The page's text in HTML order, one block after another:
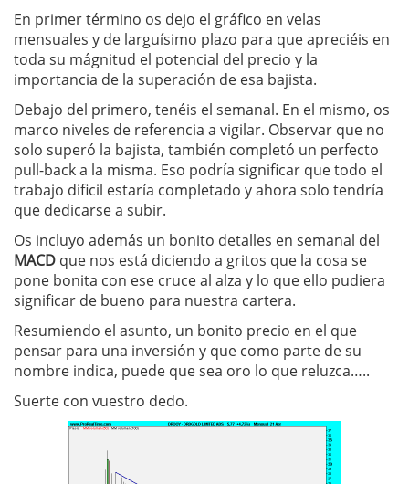
En primer término os dejo el gráfico en velas
mensuales y de larguísimo plazo para que apreciéis en
toda su mágnitud el potencial del precio y la
importancia de la superación de esa bajista.
Debajo del primero, tenéis el semanal. En el mismo, os
marco niveles de referencia a vigilar. Observar que no
solo superó la bajista, también completó un perfecto
pull-back a la misma. Eso podría significar que todo el
trabajo dificil estaría completado y ahora solo tendría
que dedicarse a subir.
Os incluyo además un bonito detalles en semanal del
MACD que nos está diciendo a gritos que la cosa se
pone bonita con ese cruce al alza y lo que ello pudiera
significar de bueno para nuestra cartera.
Resumiendo el asunto, un bonito precio en el que
pensar para una inversión y que como parte de su
nombre indica, puede que sea oro lo que reluzca…..
Suerte con vuestro dedo.